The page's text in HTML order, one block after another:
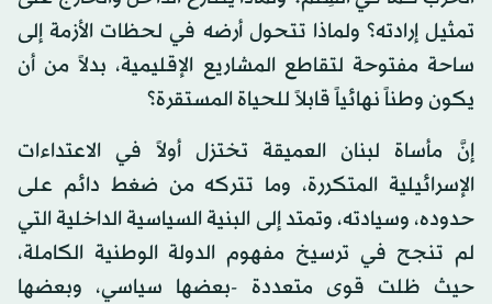
تمثيل إرادته؟ ولماذا تتحول أرضه في لحظات الأزمة إلى
ساحة مفتوحة لتقاطع المشاريع الإقليمية، بدلاً من أن
يكون وطناً نهائياً قابلاً للحياة المستقرة؟
إنَّ مأساة لبنان العميقة تختزل أولاً في الاعتداءات
الإسرائيلية المتكررة، وما تتركه من ضغط دائم على
حدوده، وسيادته، وتمتد إلى البنية السياسية الداخلية التي
لم تنجح في ترسيخ مفهوم الدولة الوطنية الكاملة،
حيث ظلت قوى متعددة -بعضها سياسي، وبعضها